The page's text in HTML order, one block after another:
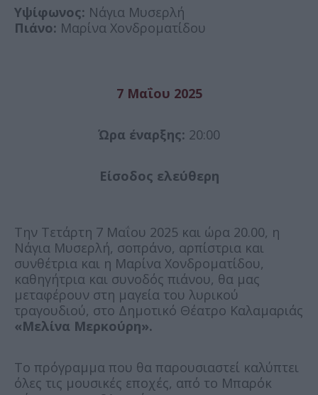
Υψίφωνος: Νάγια Μυσερλή
Πιάνο: Μαρίνα Χονδροματίδου
7 Μαΐου 2025
Ώρα έναρξης: 20:00
Είσοδος ελεύθερη
Την Τετάρτη 7 Μαΐου 2025 και ώρα 20.00, η
Νάγια Μυσερλή, σοπράνο, αρπίστρια και
συνθέτρια και η Μαρίνα Χονδροματίδου,
καθηγήτρια και συνοδός πιάνου, θα μας
μεταφέρουν στη μαγεία του λυρικού
τραγουδιού, στο Δημοτικό Θέατρο Καλαμαριάς
«Μελίνα Μερκούρη».
Το πρόγραμμα που θα παρουσιαστεί καλύπτει
όλες τις μουσικές εποχές, από το Μπαρόκ